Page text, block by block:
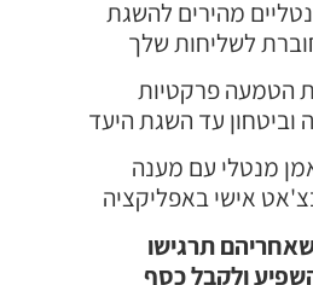
לשליחות שלך
וביטחון עד השגת היעד
מנטלי עם מענה
ולקבל כסף